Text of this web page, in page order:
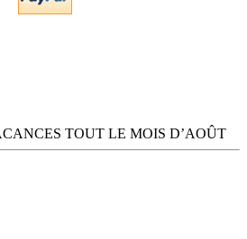
TOUT LE MOIS D’AOÛT